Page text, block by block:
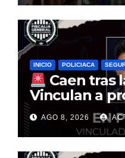
INICIO POLICIACA
Caen tras
Vinculan a
por
Santa Rosa
AGO 8, 2026